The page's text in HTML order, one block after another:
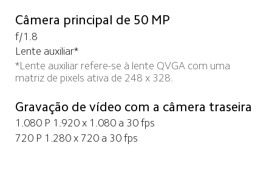
Câmera principal de 50 MP
f/1.8
Lente auxiliar*
*Lente auxiliar refere-se à lente QVGA com uma
matriz de pixels ativa de 248 x 328.
Gravação de vídeo com a câmera traseira
1.080 P 1.920 x 1.080 a 30 fps
720 P 1.280 x 720 a 30 fps